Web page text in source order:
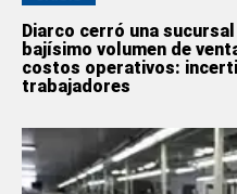
Diarco cerró una
bajísimo volumen de
costos operativos:
trabajadores